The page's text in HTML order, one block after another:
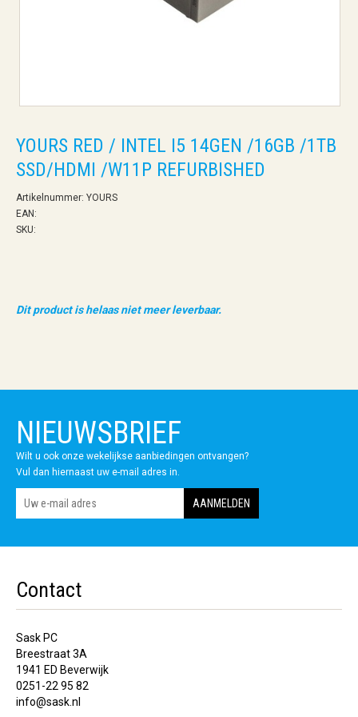
YOURS RED / INTEL I5 14GEN /16GB /1TB
SSD/HDMI /W11P REFURBISHED
Artikelnummer: YOURS
EAN:
SKU:
Dit product is helaas niet meer leverbaar.
NIEUWSBRIEF
Wilt u ook onze wekelijkse aanbiedingen ontvangen?
Vul dan hiernaast uw e-mail adres in.
Contact
Sask PC
Breestraat 3A
1941 ED Beverwijk
0251-22 95 82
info@sask.nl